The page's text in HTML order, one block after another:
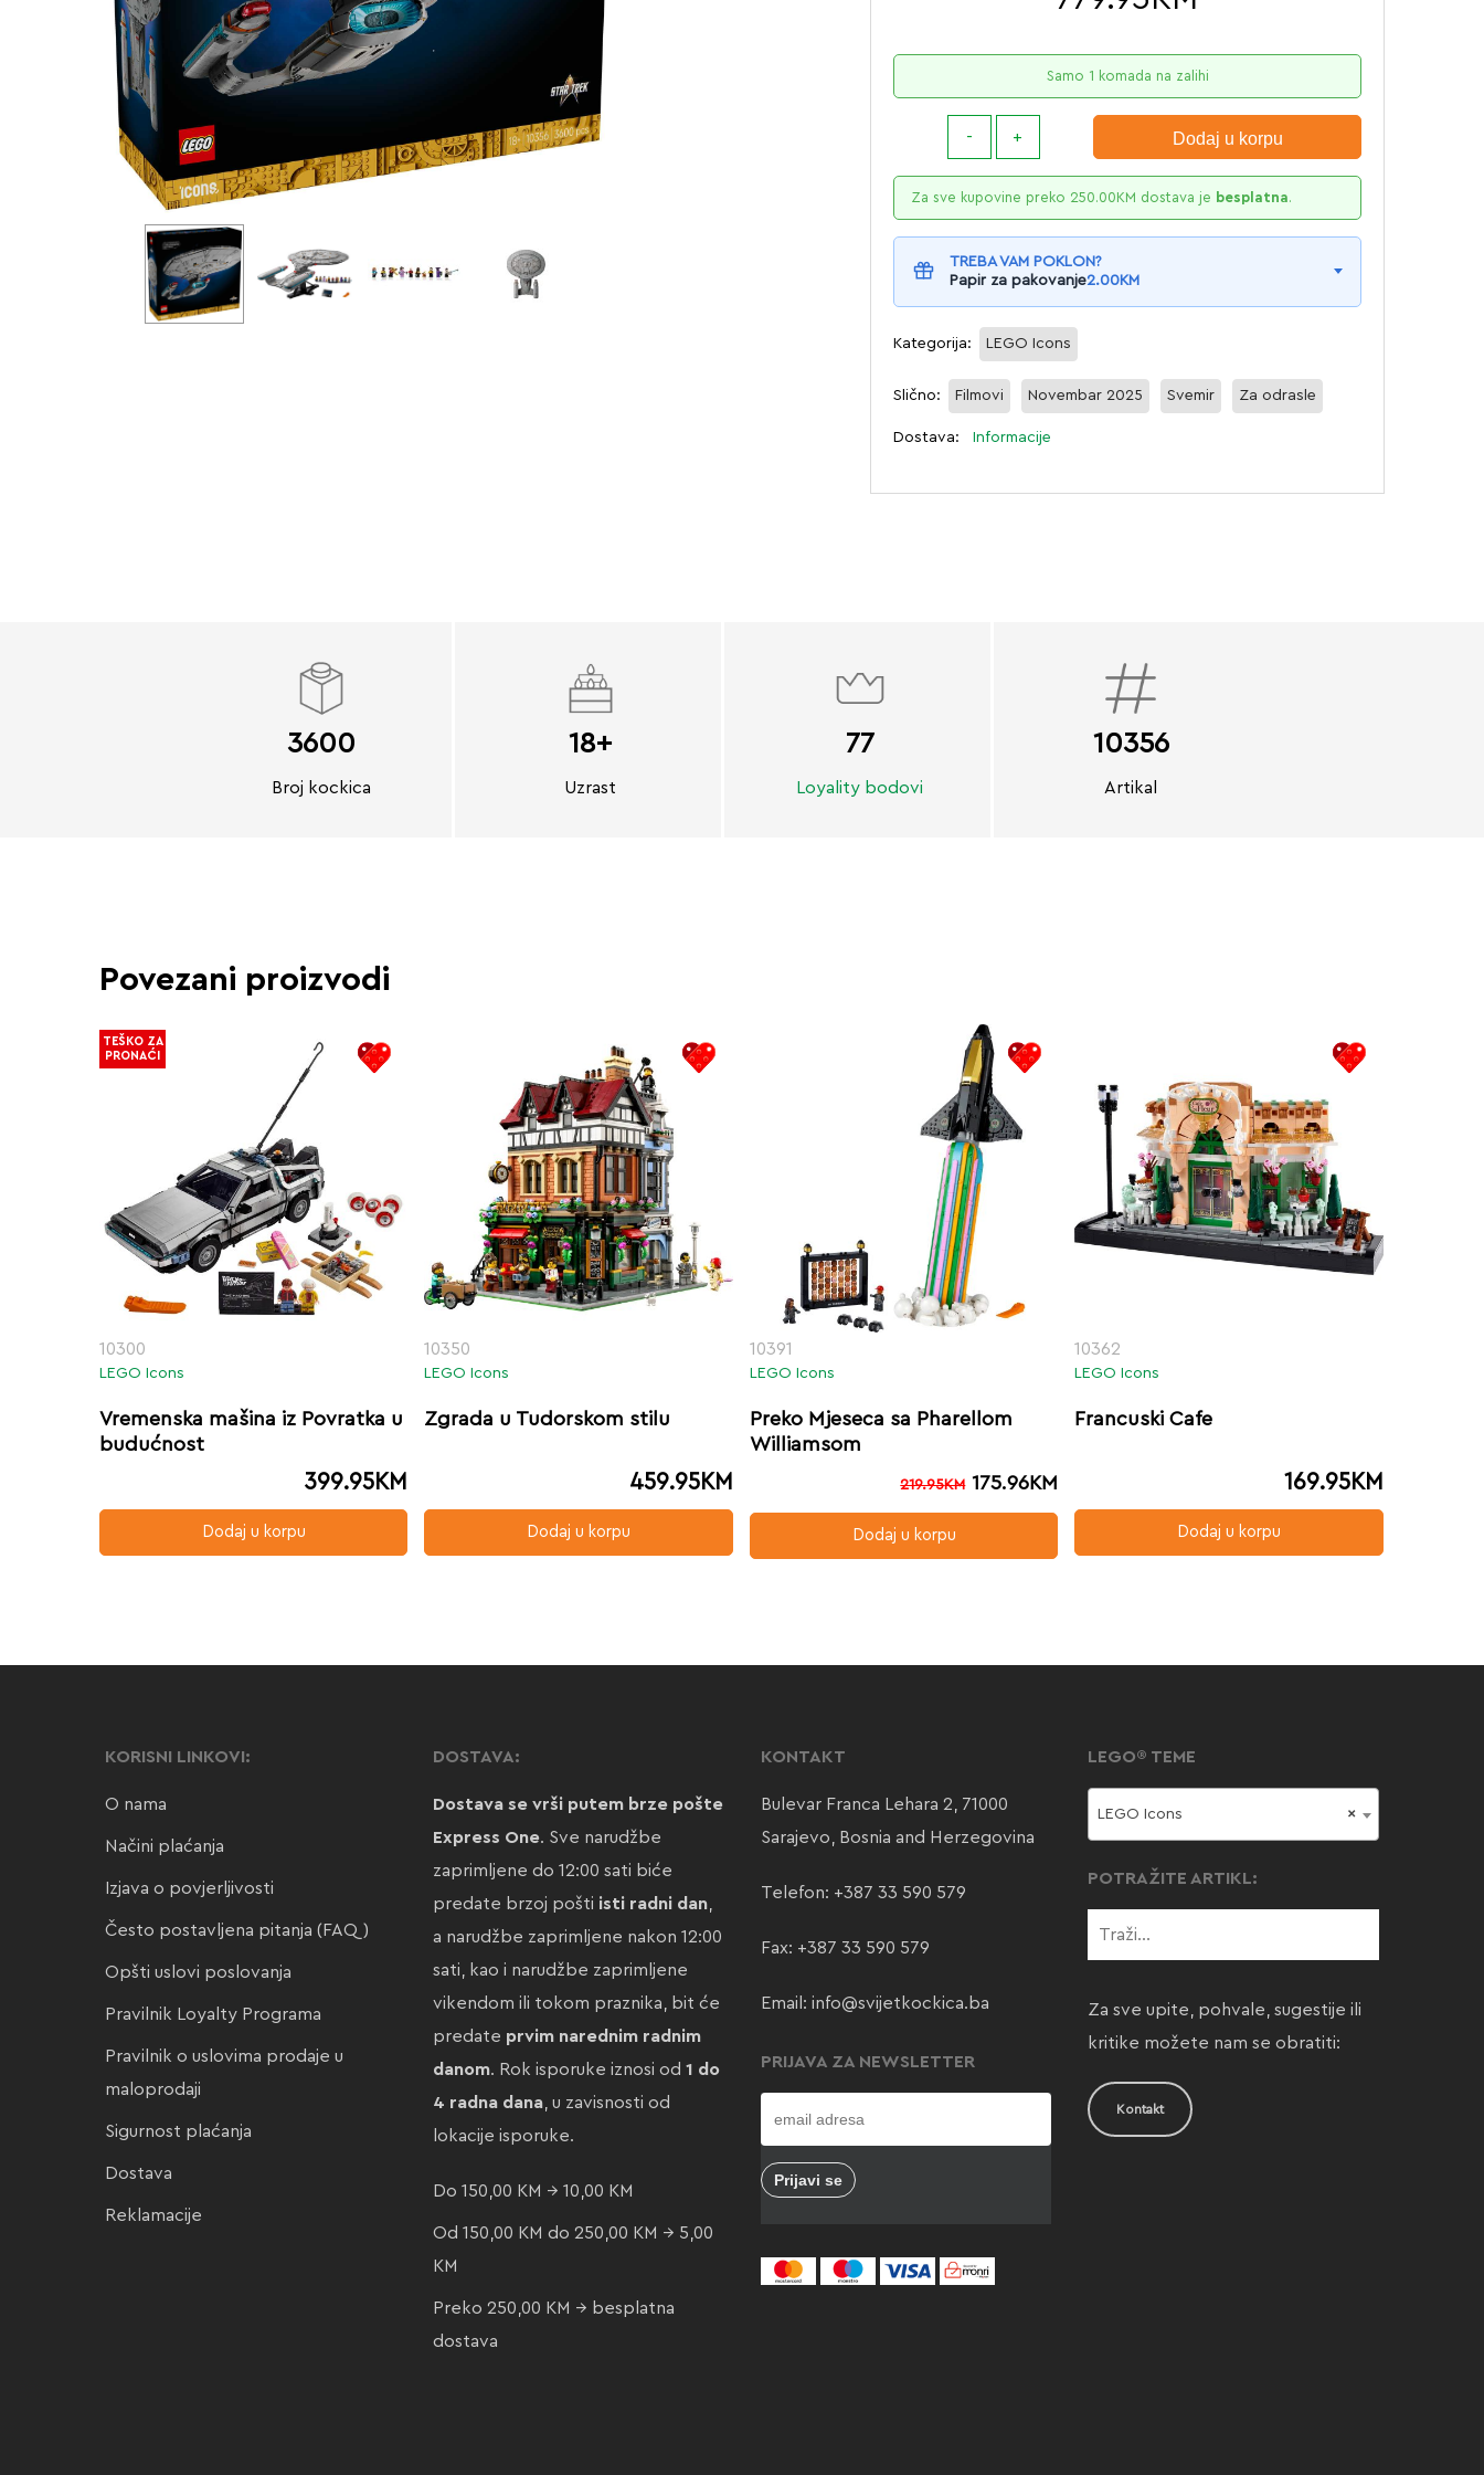
Samo 1 komada na zalihi
Dodaj u korpu
Za sve kupovine preko 250.00KM dostava je besplatna.
TREBA VAM POKLON?
Papir za pakovanje2.00KM
Kategorija: LEGO Icons
Slično: Filmovi Novembar 2025 Svemir Za odrasle
Dostava: Informacije
3600
Broj kockica
18+
Uzrast
77
Loyality bodovi
10356
Artikal
Povezani proizvodi
10300
LEGO Icons
Vremenska mašina iz Povratka u
budućnost
399.95KM
Dodaj u korpu
TEŠKO ZA
PRONAĆI
10350
LEGO Icons
Zgrada u Tudorskom stilu
459.95KM
Dodaj u korpu
10391
LEGO Icons
Preko Mjeseca sa Pharellom
Williamsom
219.95KM 175.96KM
Dodaj u korpu
10362
LEGO Icons
Francuski Cafe
169.95KM
Dodaj u korpu
KORISNI LINKOVI:
O nama
Načini plaćanja
Izjava o povjerljivosti
Često postavljena pitanja (FAQ)
Opšti uslovi poslovanja
Pravilnik Loyalty Programa
Pravilnik o uslovima prodaje u
maloprodaji
Sigurnost plaćanja
Dostava
Reklamacije
DOSTAVA:
Dostava se vrši putem brze pošte
Express One. Sve narudžbe
zaprimljene do 12:00 sati biće
predate brzoj pošti isti radni dan,
a narudžbe zaprimljene nakon 12:00
sati, kao i narudžbe zaprimljene
vikendom ili tokom praznika, bit će
predate prvim narednim radnim
danom. Rok isporuke iznosi od 1 do
4 radna dana, u zavisnosti od
lokacije isporuke.
Do 150,00 KM → 10,00 KM
Od 150,00 KM do 250,00 KM → 5,00
KM
Preko 250,00 KM → besplatna
dostava
KONTAKT
Bulevar Franca Lehara 2, 71000
Sarajevo, Bosnia and Herzegovina
Telefon: +387 33 590 579
Fax: +387 33 590 579
Email: info@svijetkockica.ba
PRIJAVA ZA NEWSLETTER
LEGO® TEME
×
LEGO Icons
POTRAŽITE ARTIKL:
Za sve upite, pohvale, sugestije ili
kritike možete nam se obratiti:
Kontakt